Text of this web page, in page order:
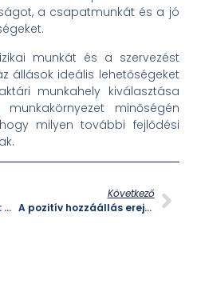
a csapatmunkát és a jó
munkát és a szervezést
állások ideális lehetőségeket
munkahely kiválasztása
minőségén
milyen további fejlődési
Születésnapi kívánság: Hogyan teheted emlékezetessé ezt a különleges napot?
Következő
A pozitív hozzáállás ereje az élet minden területén